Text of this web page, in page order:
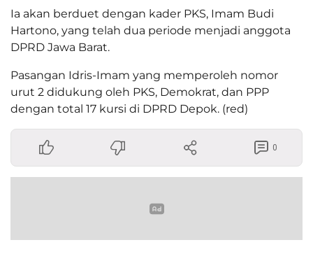
Ia akan berduet dengan kader PKS, Imam Budi
Hartono, yang telah dua periode menjadi anggota
DPRD Jawa Barat.
Pasangan Idris-Imam yang memperoleh nomor
urut 2 didukung oleh PKS, Demokrat, dan PPP
dengan total 17 kursi di DPRD Depok. (red)
0